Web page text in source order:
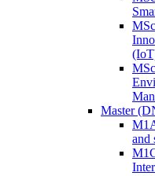
Master
and